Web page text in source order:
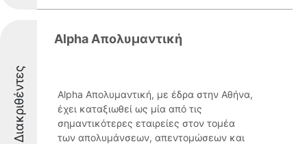
Διακριθέντες
Alpha Απολυμαντική
Alpha Απολυμαντική, με έδρα στην Αθήνα,
έχει καταξιωθεί ως μία από τις
σημαντικότερες εταιρείες στον τομέα
των απολυμάνσεων, απεντομώσεων και